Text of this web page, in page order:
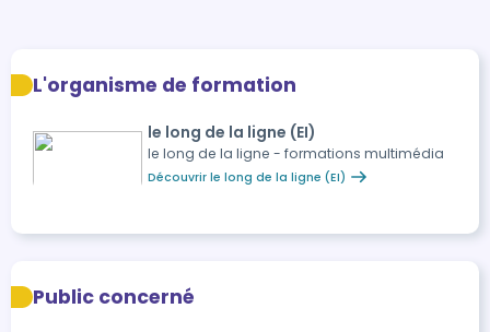
L'organisme de formation
le long de la ligne (EI)
le long de la ligne - formations multimédia
Découvrir le long de la ligne (EI)
Public concerné